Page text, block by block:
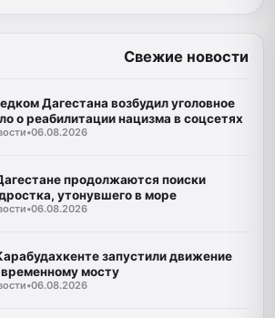
Свежие новости
Дагестана возбудил уголовное
о реабилитации нацизма в соцсетях
•06.08.2026
продолжаются поиски
утонувшего в море
•06.08.2026
запустили движение
мосту
•06.08.2026